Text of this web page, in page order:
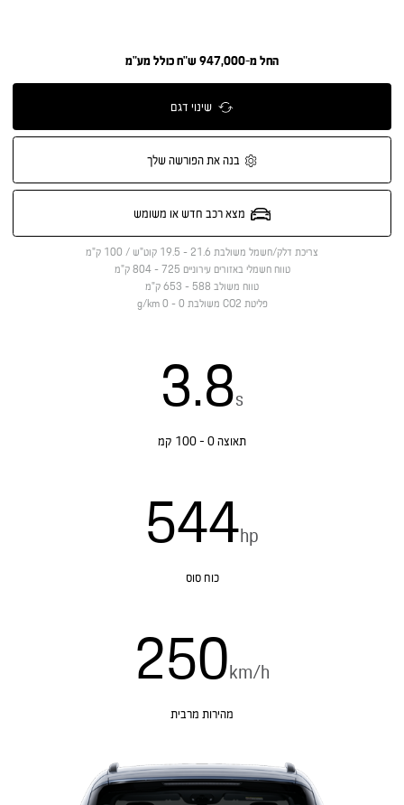
החל מ-947,000 ש"ח כולל מע"מ
שינוי דגם
בנה את הפורשה שלך
מצא רכב חדש או משומש
צריכת דלק/חשמל משולבת 21.6 - 19.5 קוט"ש / 100 ק"מ
טווח חשמלי באזורים עירוניים 725 - 804 ק"מ
טווח משולב 588 - 653 ק"מ
פליטת CO2 משולבת
0 - 0 g/km
3.8s
תאוצה 0 - 100 קמ
544hp
כוח סוס
250km/h
מהירות מרבית